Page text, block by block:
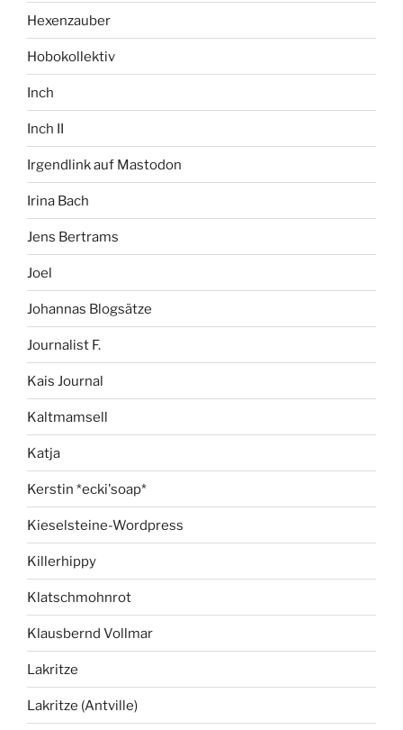
Hexenzauber
Hobokollektiv
Inch
Inch II
Irgendlink auf Mastodon
Irina Bach
Jens Bertrams
Joel
Johannas Blogsätze
Journalist F.
Kais Journal
Kaltmamsell
Katja
Kerstin *ecki'soap*
Kieselsteine-Wordpress
Killerhippy
Klatschmohnrot
Klausbernd Vollmar
Lakritze
Lakritze (Antville)